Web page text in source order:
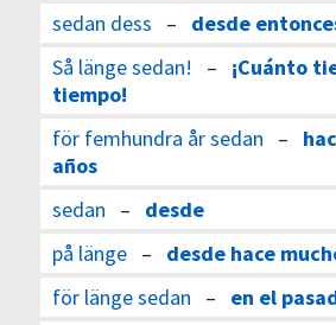
sedan dess – desde
Så länge sedan! – ¡Cuánto
tiempo!
för femhundra år sedan –
años
sedan – desde
på länge– desde hace
för länge sedan – en el